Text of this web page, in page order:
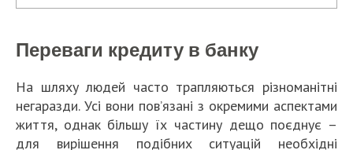
Переваги кредиту в банку
На шляху людей часто трапляються різноманітні
негаразди. Усі вони пов’язані з окремими аспектами
життя, однак більшу їх частину дещо поєднує –
для вирішення подібних ситуацій необхідні